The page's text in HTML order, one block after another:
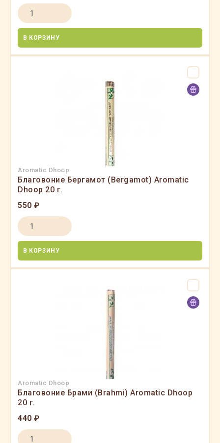
В КОРЗИНУ
Aromatic Dhoop
Благовоние Бергамот (Bergamot) Aromatic
Dhoop 20 г.
550 ₽
В КОРЗИНУ
Aromatic Dhoop
Благовоние Брами (Brahmi) Aromatic Dhoop
20 г.
440 ₽